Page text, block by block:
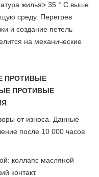
жилья> 35 ° C выше
среду. Перегрев
и создание петель
на механические
ПРОТИВЫЕ
ПРОТИВЫЕ
:
от износа. Данные
после 10 000 часов
коллапс масляной
контакт.